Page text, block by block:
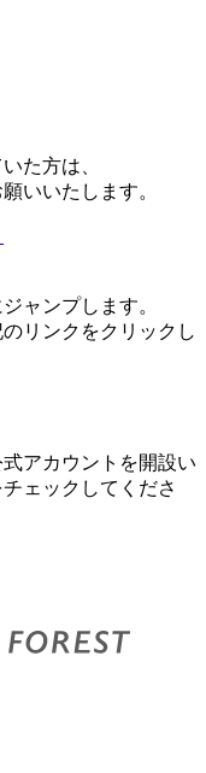
た方は、
いいたします。
ャンプします。
リンクをクリックし
アカウントを開設い
ェックしてくださ